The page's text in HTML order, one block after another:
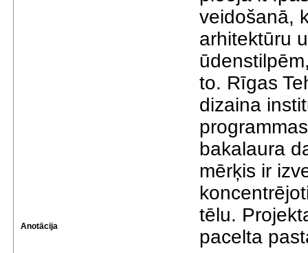
Anotācija
veidošanā,
arhitektūru
to. Rīgas
dizaina
bakalaura
mērķis ir
tēlu.
pacelta